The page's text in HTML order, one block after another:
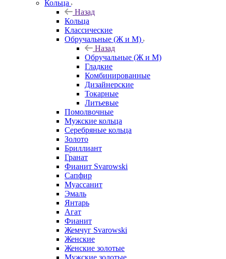
Кольца
Назад
Кольца
Классические
Обручальные (Ж и М)
Назад
Обручальные (Ж и М)
Гладкие
Комбинированные
Дизайнерские
Токарные
Литьевые
Помолвочные
Мужские кольца
Серебряные кольца
Золото
Бриллиант
Гранат
Фианит Svarowski
Сапфир
Муассанит
Эмаль
Янтарь
Агат
Фианит
Жемчуг Svarowski
Женские
Женские золотые
Мужские золотые